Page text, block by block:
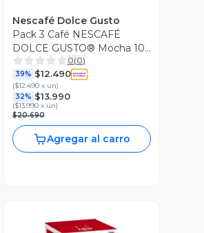
Nescafé Dolce Gusto
Pack 3 Café NESCAFÉ
DOLCE GUSTO® Mocha 10
Cápsulas
0(0)
39% $12.490
($12.490 x un)
32% $13.990
($13.990 x un)
$20.690
Agregar al carro